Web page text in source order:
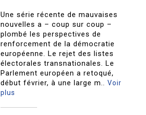
Une série récente de mauvaises
nouvelles a – coup sur coup –
plombé les perspectives de
renforcement de la démocratie
européenne. Le rejet des listes
électorales transnationales. Le
Parlement européen a retoqué,
début février, à une large m..Voir
plus